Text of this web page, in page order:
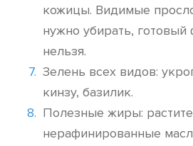
кожицы. Видимые
нужно убирать,
нельзя.
Зелень всех видов:
кинзу, базилик.
Полезные жиры:
нерафинированные